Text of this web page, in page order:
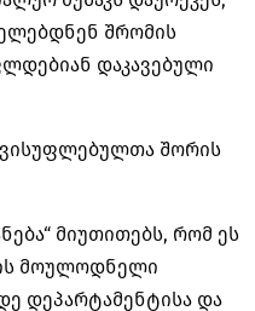
შრომის
დაკავებული
შორის
მიუთითებს, რომ ეს
მოულოდნელი
დეპარტამენტისა და